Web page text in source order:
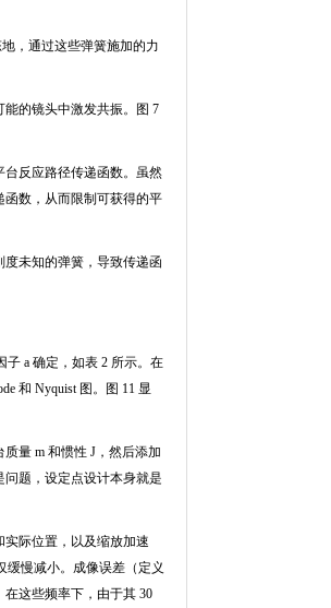
，通过这些弹簧施加的力
的镜头中激发共振。图 7
台反应路径传递函数。虽然
数，从而限制可获得的平
未知的弹簧，导致传递函
子 a 确定，如表 2 所示。在
和 Nyquist 图。图 11 显
质量 m 和惯性 J ，然后添加
题，设定点设计本身就是
际位置，以及缩放加速
缓慢减小。成像误差（定义
在这些频率下，由于其 30